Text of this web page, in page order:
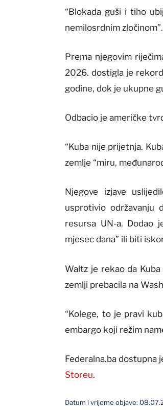
“Blokada guši i tiho
nemilosrdnim zločinom”.
Prema njegovim
2026. dostigla je
godine, dok je ukupne
Odbacio je američke
“Kuba nije prijetnja.
zemlje “miru,
Njegove izjave
usprotivio održavanju
resursa UN-a. Dodao
mjesec dana” ili biti
Waltz je rekao da
zemlji prebacila na
“Kolege, to je pravi
embargo koji režim
Federalna.ba dostupna
Storeu.
Datum i vrijeme objave: